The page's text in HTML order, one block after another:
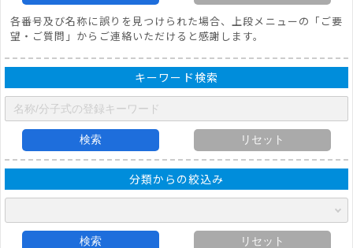
各番号及び名称に誤りを見つけられた場合、上段メニューの「ご要
望・ご質問」からご連絡いただけると感謝します。
キーワード検索
検索 リセット
分類からの絞込み
検索 リセット